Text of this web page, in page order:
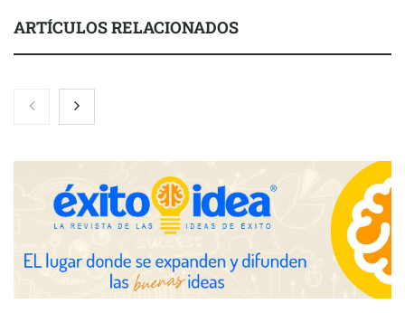
ARTÍCULOS RELACIONADOS
Nicols presenta seis modelos de anillos de compromiso para el
eclipse solar del 12 de agosto
Zoomex mejora su Strategy Center con herramientas
avanzadas para trading estratégico
COMPALISS de LYSOTRIC: cuando un solo producto multiplica
las posibilidades del salón profesional